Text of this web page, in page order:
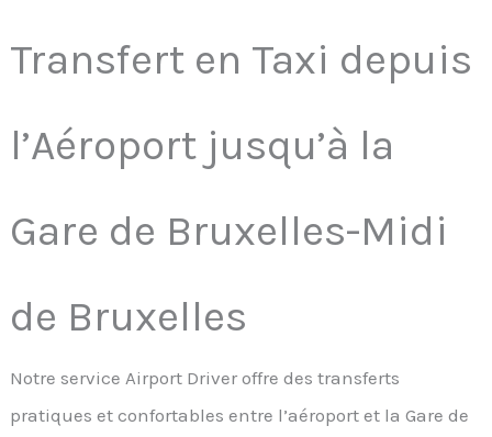
Transfert en Taxi depuis
l’Aéroport jusqu’à la
Gare de Bruxelles-Midi
de Bruxelles
Notre service Airport Driver offre des transferts
pratiques et confortables entre l’aéroport et la Gare de